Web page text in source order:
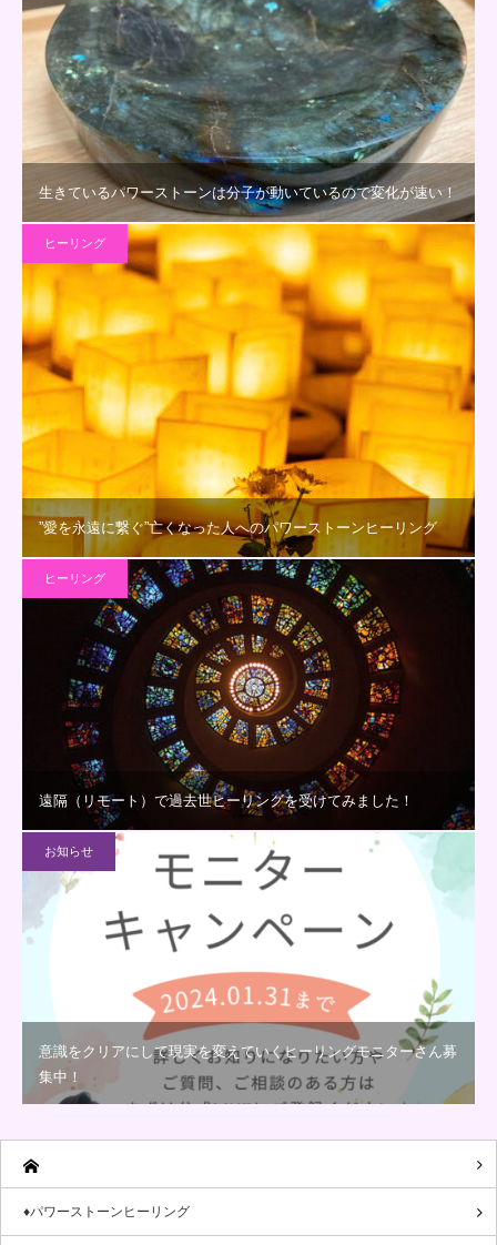
生きているパワーストーンは分子が動いているので変化が速い！
ヒーリング
”愛を永遠に繋ぐ”亡くなった人へのパワーストーンヒーリング
ヒーリング
遠隔（リモート）で過去世ヒーリングを受けてみました！
お知らせ
意識をクリアにして現実を変えていくヒーリングモニターさん募
集中！
♦パワーストーンヒーリング